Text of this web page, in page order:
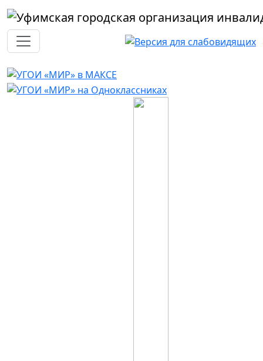
Перейти к основному содержанию